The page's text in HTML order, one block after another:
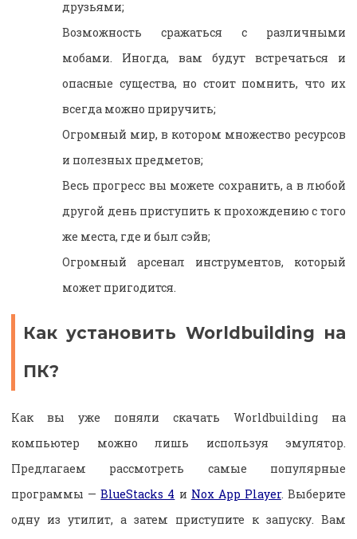
друзьями;
Возможность сражаться с различными
мобами. Иногда, вам будут встречаться и
опасные существа, но стоит помнить, что их
всегда можно приручить;
Огромный мир, в котором множество ресурсов
и полезных предметов;
Весь прогресс вы можете сохранить, а в любой
другой день приступить к прохождению с того
же места, где и был сэйв;
Огромный арсенал инструментов, который
может пригодится.
Как установить Worldbuilding на
ПК?
Как вы уже поняли скачать Worldbuilding на
компьютер можно лишь используя эмулятор.
Предлагаем рассмотреть самые популярные
программы —BlueStacks 4 и Nox App Player. Выберите
одну из утилит, а затем приступите к запуску. Вам